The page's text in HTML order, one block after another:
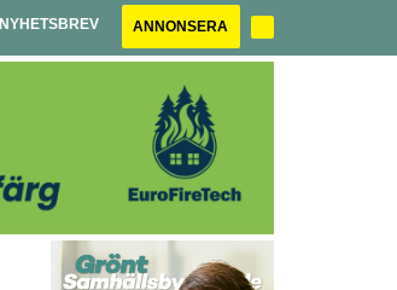
NYHETSBREV ANNONSERA